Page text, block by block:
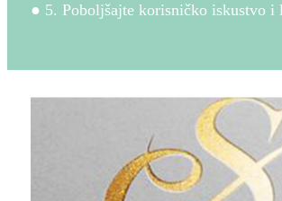
● 5. Poboljšajte korisničko iskustvo i